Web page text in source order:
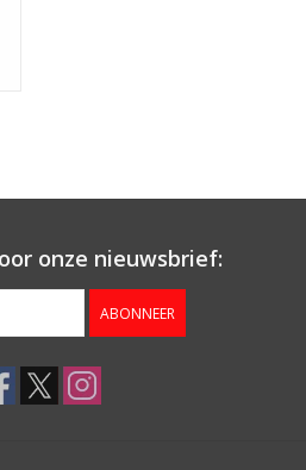
onze nieuwsbrief:
ABONNEER